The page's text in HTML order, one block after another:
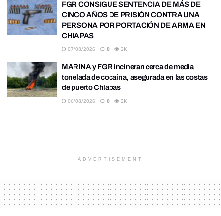
FGR CONSIGUE SENTENCIA DE MÁS DE
CINCO AÑOS DE PRISIÓN CONTRA UNA
PERSONA POR PORTACIÓN DE ARMA EN
CHIAPAS
07/08/2026 0 2K
MARINA y FGR incineran cerca de media
tonelada de cocaína, asegurada en las costas
de puerto Chiapas
06/08/2026 0 2K
ADVERTISEMENT